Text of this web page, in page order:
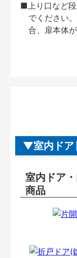
■上り口など
でください
合、扉本体
室内ドア
室内ドア
商品